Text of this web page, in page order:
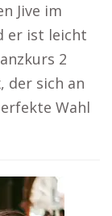
Jive im
er ist leicht
2
der sich an
Wahl